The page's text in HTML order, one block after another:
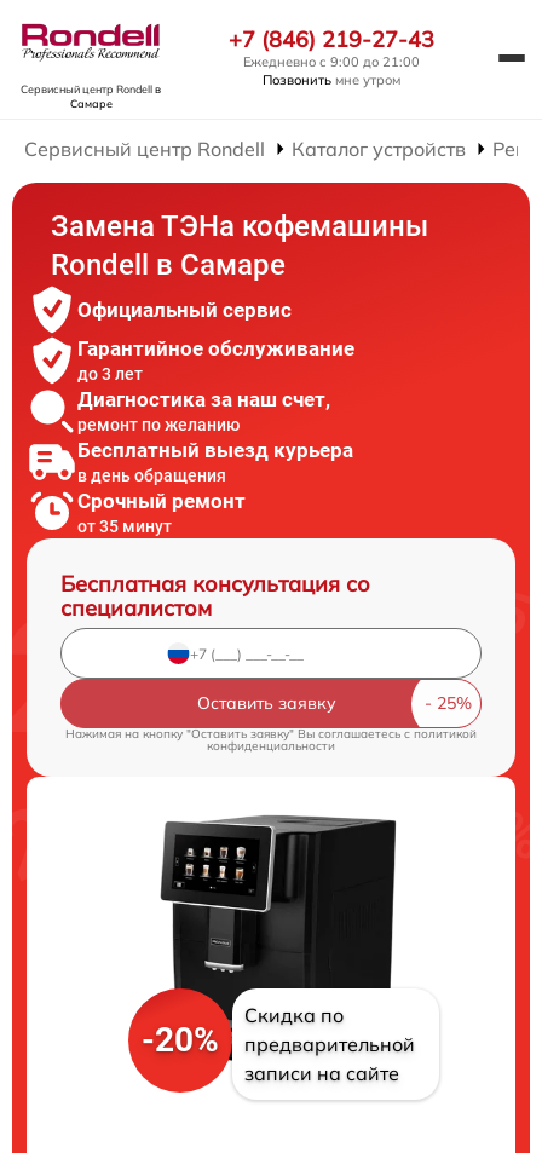
Сервисный центр Rondellв
Самаре
+7 (846) 219-27-43
Ежедневно с 9:00 до 21:00
Позвонить мне утром
Сервисный центр Rondell Каталог устройств
Замена ТЭНа кофемашины
Rondell в Самаре
Официальный сервис
Гарантийное обслуживание
до 3 лет
Диагностика за наш счет,
ремонт по желанию
Бесплатный выезд курьера
в день обращения
Срочный ремонт
от 35 минут
Бесплатная консультация со
специалистом
Оставить заявку
Нажимая на кнопку "Оставить заявку" Вы соглашаетесь cполитикой
конфиденциальности
-20%
Скидка по
предварительной
записи на сайте